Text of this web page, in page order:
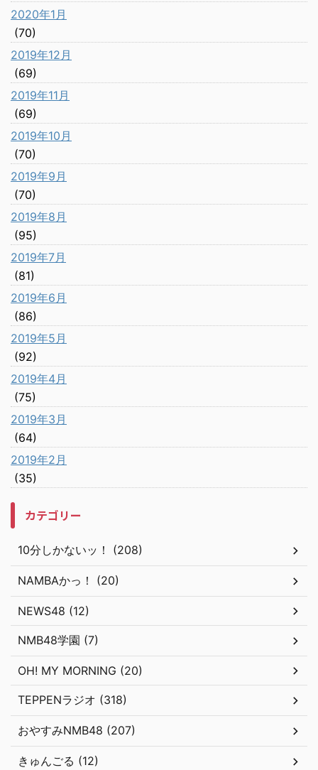
2020年1月
(70)
2019年12月
(69)
2019年11月
(69)
2019年10月
(70)
2019年9月
(70)
2019年8月
(95)
2019年7月
(81)
2019年6月
(86)
2019年5月
(92)
2019年4月
(75)
2019年3月
(64)
2019年2月
(35)
カテゴリー
10分しかないッ！ (208)
NAMBAかっ！ (20)
NEWS48 (12)
NMB48学園 (7)
OH! MY MORNING (20)
TEPPENラジオ (318)
おやすみNMB48 (207)
きゅんごる (12)